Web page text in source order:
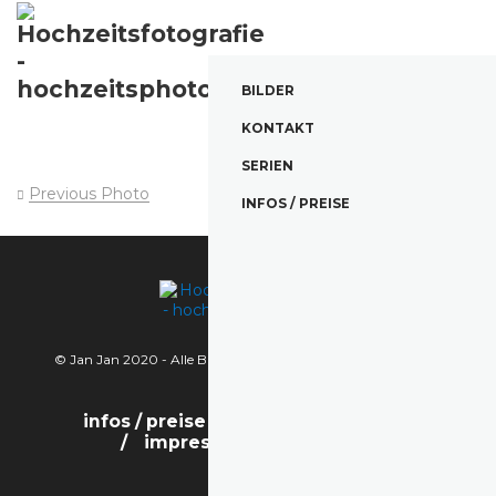
BILDER
KONTAKT
SERIEN
INFOS / PREISE
Previous Photo
© Jan Jan 2020 - Alle Bilder sind urheberrechtlich geschützt.
infos / preise
impressum / datenschutz